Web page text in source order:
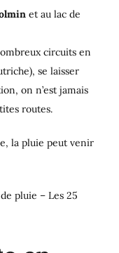
et au lac de
circuits en
se laisser
on n’est jamais
routes.
la pluie peut venir
pluie – Les 25